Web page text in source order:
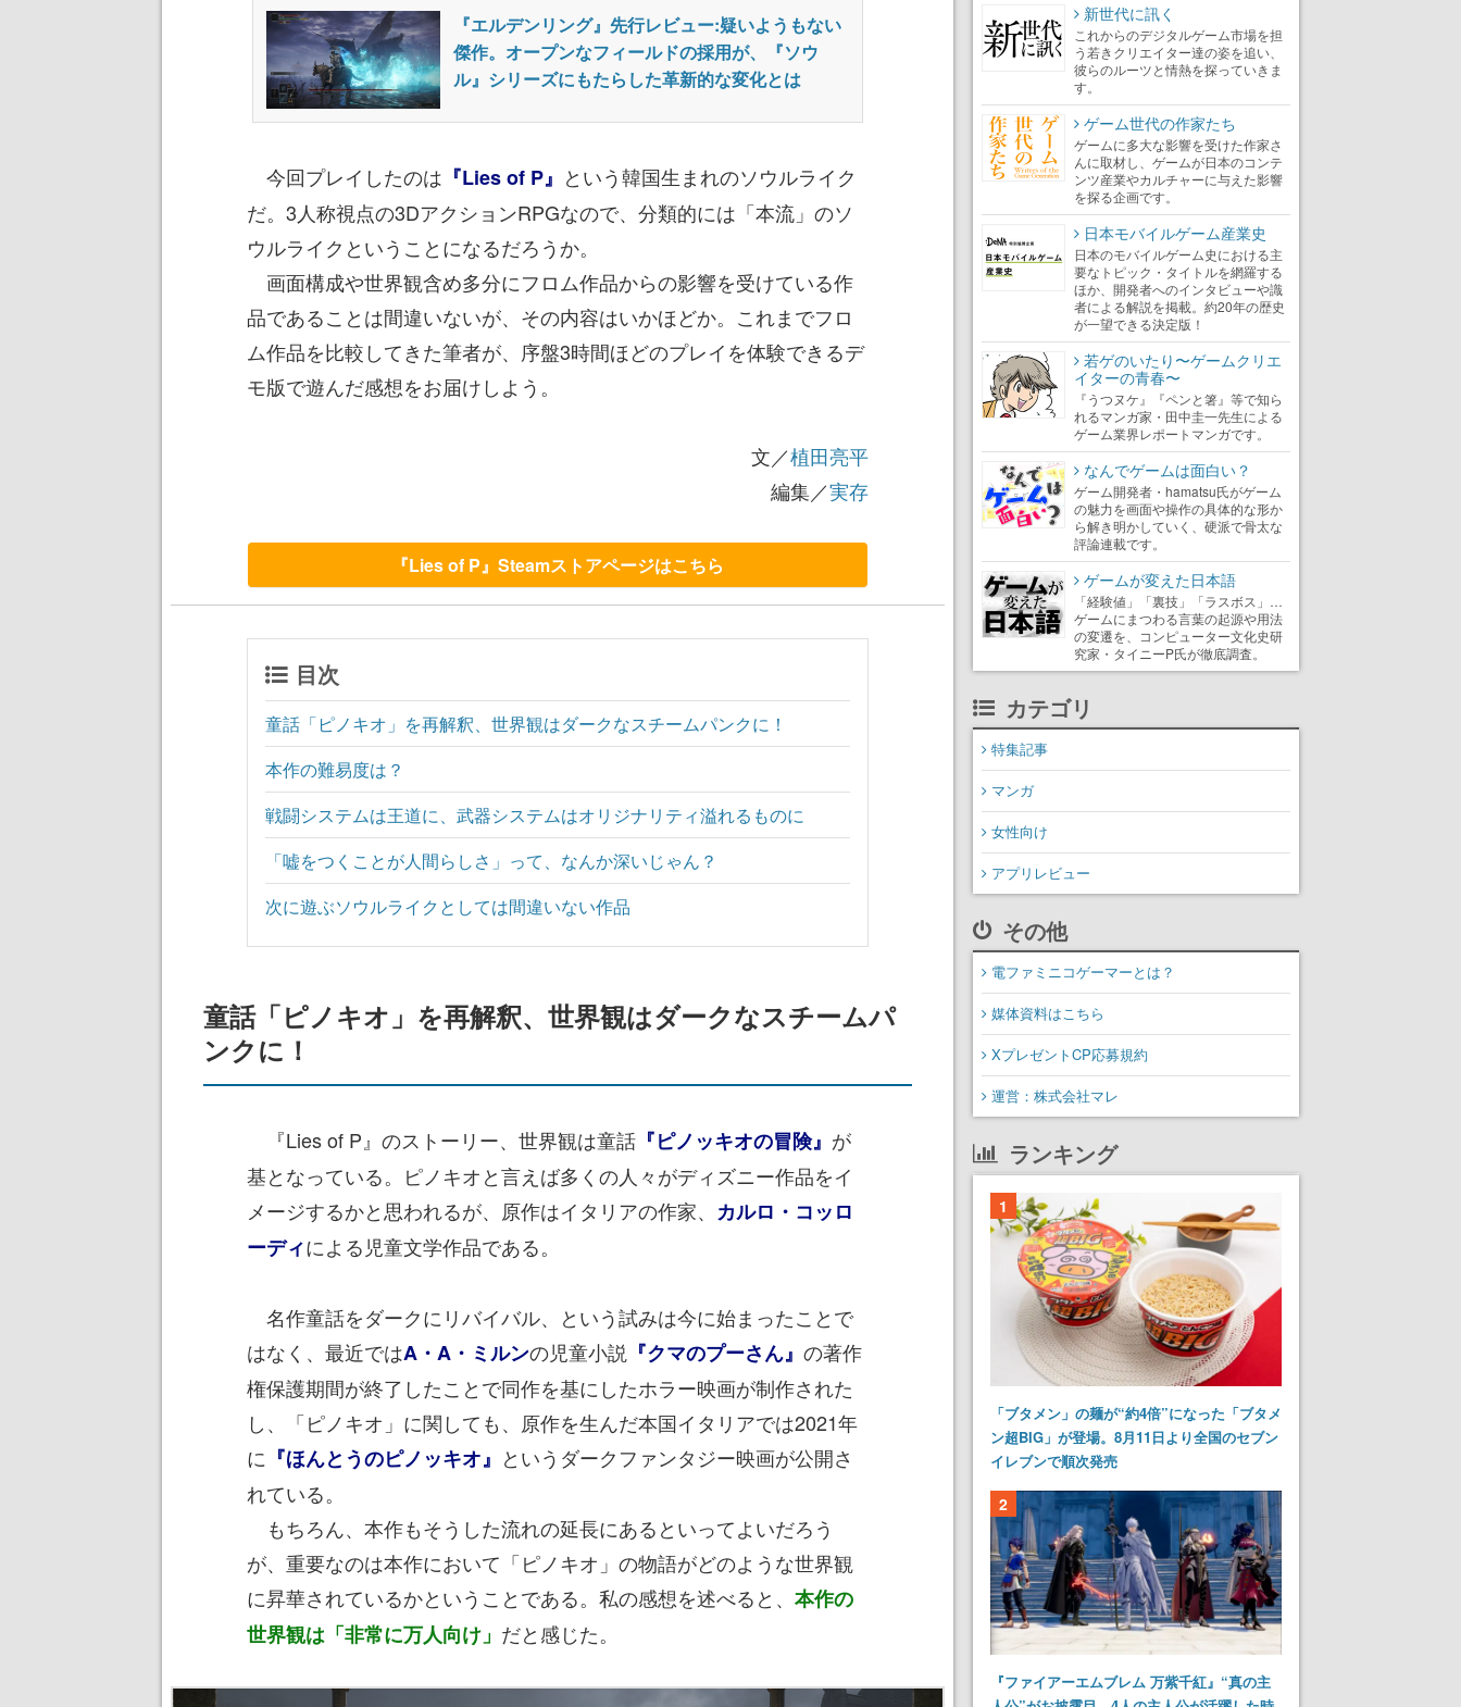
『エルデンリング』先行レビュー:疑いようもない
傑作。オープンなフィールドの採用が、『ソウ
ル』シリーズにもたらした革新的な変化とは
今回プレイしたのは 『Lies of P』 という韓国生まれのソウルライク
だ。3人称視点の3DアクションRPGなので、分類的には「本流」のソ
ウルライクということになるだろうか。
画面構成や世界観含め多分にフロム作品からの影響を受けている作
品であることは間違いないが、その内容はいかほどか。これまでフロ
ム作品を比較してきた筆者が、序盤3時間ほどのプレイを体験できるデ
モ版で遊んだ感想をお届けしよう。
文／植田亮平
編集／実存
『Lies of P』Steamストアページはこちら
目次
童話「ピノキオ」を再解釈、世界観はダークなスチームパンクに！
本作の難易度は？
戦闘システムは王道に、武器システムはオリジナリティ溢れるものに
「嘘をつくことが人間らしさ」って、なんか深いじゃん？
次に遊ぶソウルライクとしては間違いない作品
童話「ピノキオ」を再解釈、世界観はダークなスチームパ
ンクに！
『Lies of P』のストーリー、世界観は童話 『ピノッキオの冒険』 が
基となっている。ピノキオと言えば多くの人々がディズニー作品をイ
メージするかと思われるが、原作はイタリアの作家、 カルロ・コッロ
ーディによる児童文学作品である。
名作童話をダークにリバイバル、という試みは今に始まったことで
はなく、最近ではA・A・ミルンの児童小説 『クマのプーさん』 の著作
権保護期間が終了したことで同作を基にしたホラー映画が制作された
し、「ピノキオ」に関しても、原作を生んだ本国イタリアでは2021年
に 『ほんとうのピノッキオ』 というダークファンタジー映画が公開さ
れている。
もちろん、本作もそうした流れの延長にあるといってよいだろう
が、重要なのは本作において「ピノキオ」の物語がどのような世界観
に昇華されているかということである。私の感想を述べると、 本作の
世界観は「非常に万人向け」 だと感じた。
新世代に訊く
これからのデジタルゲーム市場を担
う若きクリエイター達の姿を追い、
彼らのルーツと情熱を探っていきま
す。
ゲーム世代の作家たち
ゲームに多大な影響を受けた作家さ
んに取材し、ゲームが日本のコンテ
ンツ産業やカルチャーに与えた影響
を探る企画です。
日本モバイルゲーム産業史
日本のモバイルゲーム史における主
要なトピック・タイトルを網羅する
ほか、開発者へのインタビューや識
者による解説を掲載。約20年の歴史
が一望できる決定版！
若ゲのいたり〜ゲームクリエ
イターの青春〜
『うつヌケ』『ペンと箸』等で知ら
れるマンガ家・田中圭一先生による
ゲーム業界レポートマンガです。
なんでゲームは面白い？
ゲーム開発者・hamatsu氏がゲーム
の魅力を画面や操作の具体的な形か
ら解き明かしていく、硬派で骨太な
評論連載です。
ゲームが変えた日本語
「経験値」「裏技」「ラスボス」…
ゲームにまつわる言葉の起源や用法
の変遷を、コンピューター文化史研
究家・タイニーP氏が徹底調査。
カテゴリ
特集記事
マンガ
女性向け
アプリレビュー
その他
電ファミニコゲーマーとは？
媒体資料はこちら
XプレゼントCP応募規約
運営：株式会社マレ
ランキング
1
「ブタメン」の麺が“約4倍”になった「ブタメ
ン超BIG」が登場。8月11日より全国のセブン
イレブンで順次発売
2
『ファイアーエムブレム 万紫千紅』“真の主